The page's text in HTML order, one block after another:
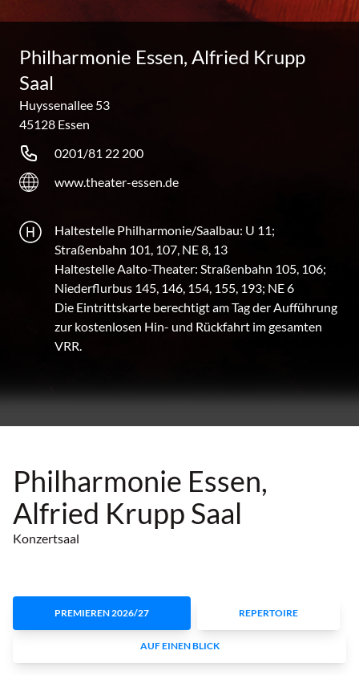
Philharmonie Essen, Alfried Krupp
Saal
Huyssenallee 53
45128 Essen
0201/81 22 200
www.theater-essen.de
Haltestelle Philharmonie/Saalbau: U 11;
Straßenbahn 101, 107, NE 8, 13
Haltestelle Aalto-Theater: Straßenbahn 105, 106;
Niederflurbus 145, 146, 154, 155, 193; NE 6
Die Eintrittskarte berechtigt am Tag der Aufführung
zur kostenlosen Hin- und Rückfahrt im gesamten
VRR.
Philharmonie Essen,
Alfried Krupp Saal
Konzertsaal
PREMIEREN 2026/27 REPERTOIRE
AUF EINEN BLICK